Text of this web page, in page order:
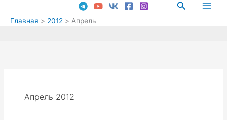
Поиск
Главная 2012 Апрель
Апрель 2012